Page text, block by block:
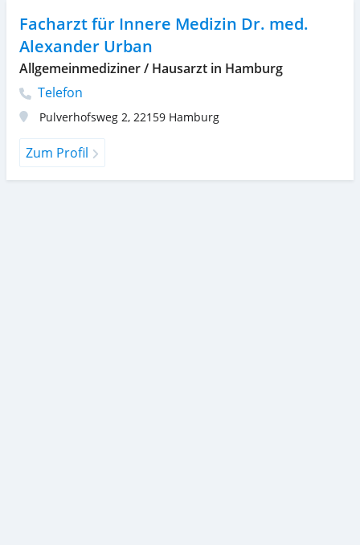
Facharzt für Innere Medizin Dr. med.
Alexander Urban
Allgemeinmediziner / Hausarzt in Hamburg
Telefon
Pulverhofsweg 2, 22159 Hamburg
Zum Profil